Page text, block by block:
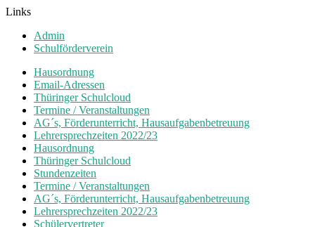
Links
Admin
Schulförderverein
Hausordnung
Email-Adressen
Thüringer Schulcloud
Termine / Veranstaltungen
AG´s, Förderunterricht, Hausaufgabenbetreuung
Lehrersprechzeiten 2022/23
Hausordnung
Thüringer Schulcloud
Stundenzeiten
Termine / Veranstaltungen
AG´s, Förderunterricht, Hausaufgabenbetreuung
Lehrersprechzeiten 2022/23
Schülervertreter